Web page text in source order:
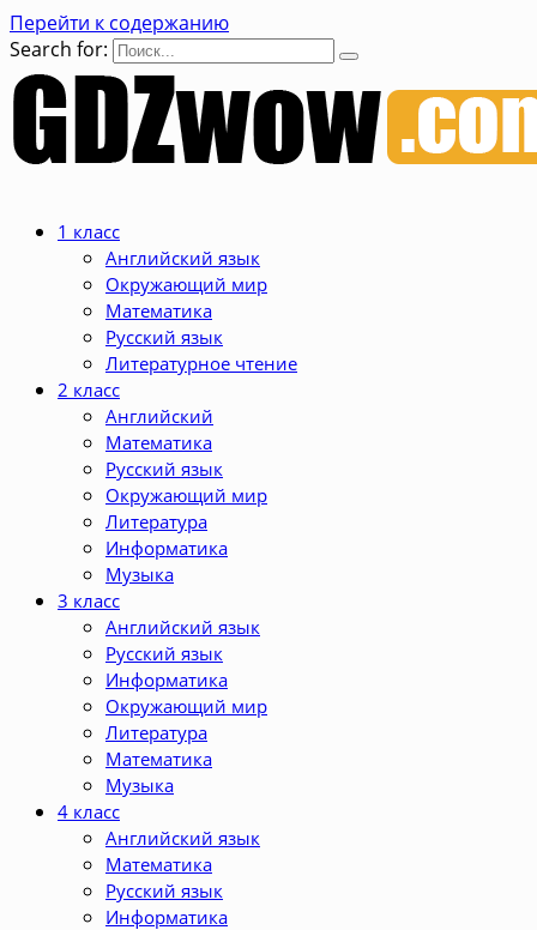
Перейти к содержанию
Search for:
1 класс
Английский язык
Окружающий мир
Математика
Русский язык
Литературное чтение
2 класс
Английский
Математика
Русский язык
Окружающий мир
Литература
Информатика
Музыка
3 класс
Английский язык
Русский язык
Информатика
Окружающий мир
Литература
Математика
Музыка
4 класс
Английский язык
Математика
Русский язык
Информатика